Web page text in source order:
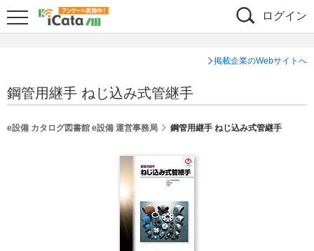
ログイン
掲載企業のWebサイトへ
鋼管用継手 ねじ込み式管継手
e設備 カタログ図書館 e設備 運営事務局 鋼管用継手 ねじ込み式管継手